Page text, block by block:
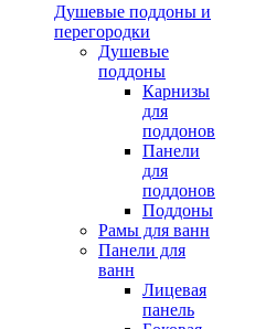
Душевые поддоны и
перегородки
Душевые
поддоны
Карнизы
для
поддонов
Панели
для
поддонов
Поддоны
Рамы для ванн
Панели для
ванн
Лицевая
панель